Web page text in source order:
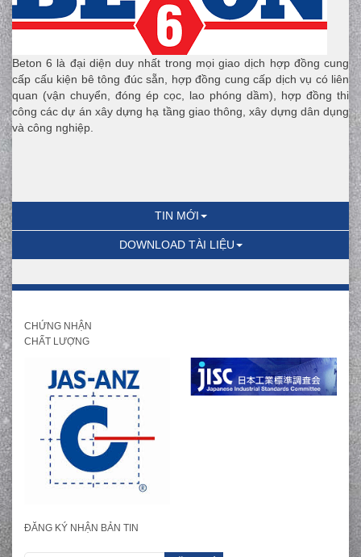
Beton 6 là đại diện duy nhất trong mọi giao dịch hợp đồng cung
cấp cấu kiện bê tông đúc sẵn, hợp đồng cung cấp dịch vụ có liên
quan (vận chuyển, đóng ép cọc, lao phóng dầm), hợp đồng thi
công các dự án xây dựng hạ tầng giao thông, xây dựng dân dụng
và công nghiệp.
TIN MỚI
DOWNLOAD TÀI LIỆU
CHỨNG NHẬN
CHẤT LƯỢNG
ĐĂNG KÝ NHẬN BẢN TIN